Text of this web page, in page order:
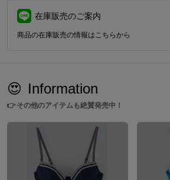
在庫販売のご案内
商品の在庫販売の情報はこちらから
😍 Information
👉その他のアイテムも絶賛発売中！